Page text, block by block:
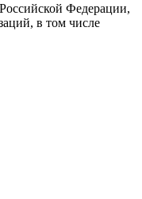
Федерации,
в том числе